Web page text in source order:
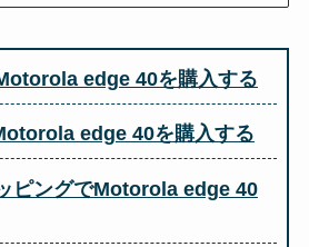
edge 40を購入する
edge 40を購入する
ピングでMotorola edge 40